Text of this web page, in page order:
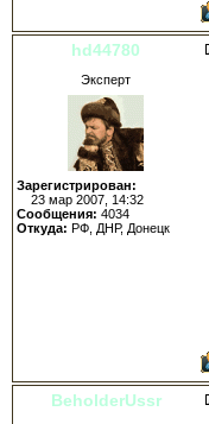
hd44780
Эксперт
Зарегистрирован:
23 мар 2007, 14:32
Сообщения: 4034
Откуда: РФ, ДНР, Донецк
BeholderUssr